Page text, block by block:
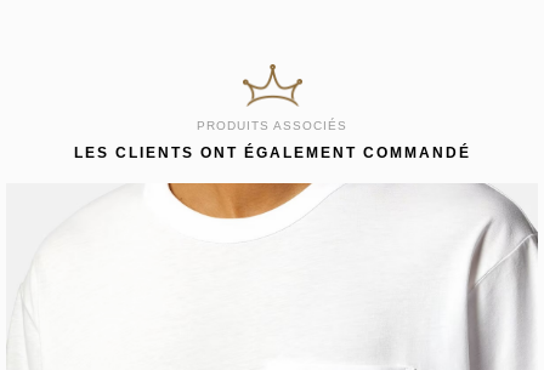
PRODUITS ASSOCIÉS
LES CLIENTS ONT ÉGALEMENT COMMANDÉ